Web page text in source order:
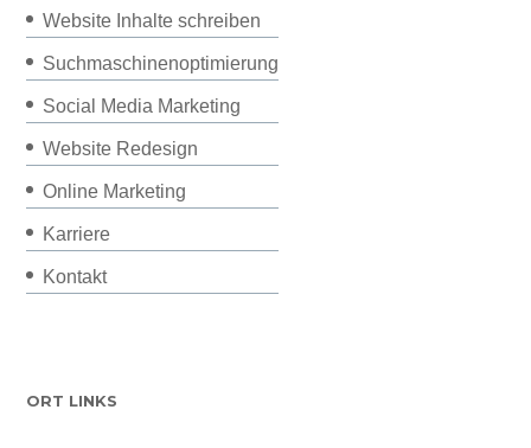
Website Inhalte schreiben
Suchmaschinenoptimierung
Social Media Marketing
Website Redesign
Online Marketing
Karriere
Kontakt
ORT LINKS